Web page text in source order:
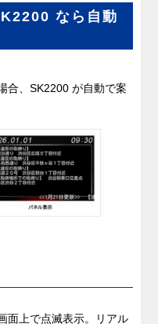
なら自動
合、SK2200 が自動で案
面上で点滅表示。リアル